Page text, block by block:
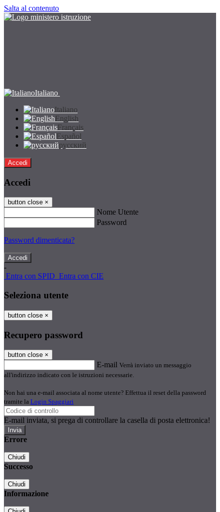
Salta al contenuto
Italiano
Italiano
English
Français
Español
русский
Accedi
Accedi
button close ×
Nome Utente
Password
Password dimenticata?
-
Entra con SPID Entra con CIE
Seleziona utente
button close ×
Recupero password
button close ×
E-mail Verrà inviato un messaggio
all'indirizzo indicato con le istruzioni necessarie.
Non hai una e-mail associata al nome utente? Effettua il reset della password
tramite la Login Spaggiari
E-mail inviata, si prega di controllare la casella di posta elettronica!
Errore
Chiudi
Successo
Chiudi
Informazione